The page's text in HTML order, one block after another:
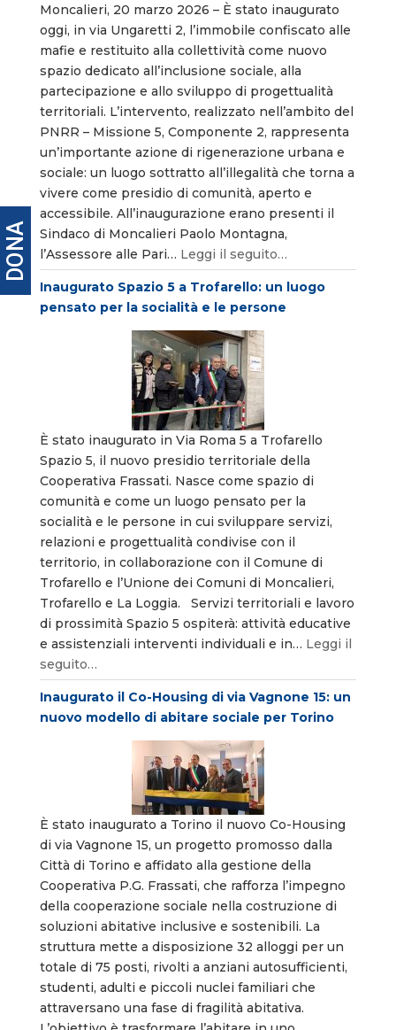
Moncalieri, 20 marzo 2026 – È stato inaugurato
oggi, in via Ungaretti 2, l’immobile confiscato alle
mafie e restituito alla collettività come nuovo
spazio dedicato all’inclusione sociale, alla
partecipazione e allo sviluppo di progettualità
territoriali. L’intervento, realizzato nell’ambito del
PNRR – Missione 5, Componente 2, rappresenta
un’importante azione di rigenerazione urbana e
sociale: un luogo sottratto all’illegalità che torna a
vivere come presidio di comunità, aperto e
accessibile. All’inaugurazione erano presenti il
Sindaco di Moncalieri Paolo Montagna,
l’Assessore alle Pari… Leggi il seguito…
Inaugurato Spazio 5 a Trofarello: un luogo
pensato per la socialità e le persone
È stato inaugurato in Via Roma 5 a Trofarello
Spazio 5, il nuovo presidio territoriale della
Cooperativa Frassati. Nasce come spazio di
comunità e come un luogo pensato per la
socialità e le persone in cui sviluppare servizi,
relazioni e progettualità condivise con il
territorio, in collaborazione con il Comune di
Trofarello e l’Unione dei Comuni di Moncalieri,
Trofarello e La Loggia. Servizi territoriali e lavoro
di prossimità Spazio 5 ospiterà: attività educative
e assistenziali interventi individuali e in… Leggi il
seguito…
Inaugurato il Co-Housing di via Vagnone 15: un
nuovo modello di abitare sociale per Torino
È stato inaugurato a Torino il nuovo Co-Housing
di via Vagnone 15, un progetto promosso dalla
Città di Torino e affidato alla gestione della
Cooperativa P.G. Frassati, che rafforza l’impegno
della cooperazione sociale nella costruzione di
soluzioni abitative inclusive e sostenibili. La
struttura mette a disposizione 32 alloggi per un
totale di 75 posti, rivolti a anziani autosufficienti,
studenti, adulti e piccoli nuclei familiari che
attraversano una fase di fragilità abitativa.
DONA